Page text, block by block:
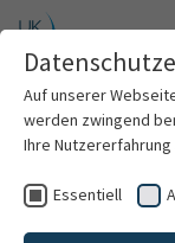
Zum
Patienten &
Sprechstunde
Auf unserer
werden zwingend
Ihre
Essentiell